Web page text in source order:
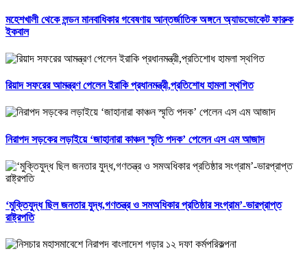
মহেশখালী থেকে লন্ডন মানবাধিকার গবেষণায় আন্তর্জাতিক অঙ্গনে অ্যাডভোকেট ফারুক
ইকবাল
রিয়াদ সফরের আমন্ত্রণ পেলেন ইরাকি প্রধানমন্ত্রী,প্রতিশোধ হামলা স্থগিত
নিরাপদ সড়কের লড়াইয়ে ‘জাহানারা কাঞ্চন স্মৃতি পদক’ পেলেন এস এম আজাদ
‘মুক্তিযুদ্ধ ছিল জনতার যুদ্ধ,গণতন্ত্র ও সমঅধিকার প্রতিষ্ঠার সংগ্রাম’-ভারপ্রাপ্ত
রাষ্ট্রপতি